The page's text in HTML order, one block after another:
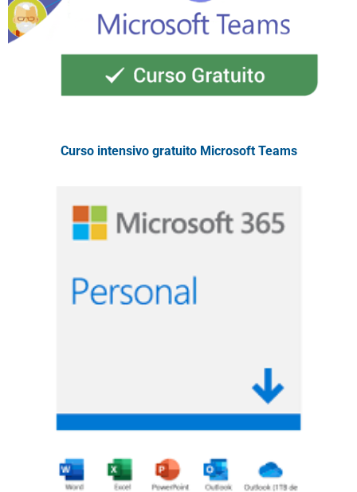
Curso intensivo gratuito Microsoft Teams